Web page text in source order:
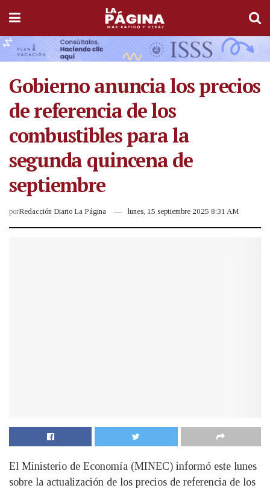
Gobierno anuncia los precios
de referencia de los
combustibles para la
segunda quincena de
septiembre
porRedacción Diario La Página lunes, 15 septiembre 2025 8:31 AM
El Ministerio de Economía (MINEC) informó este lunes
sobre la actualización de los precios de referencia de los